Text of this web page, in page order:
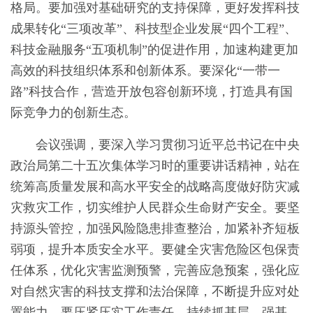
格局。要加强对基础研究的支持保障，更好发挥科技
成果转化“三项改革”、科技型企业发展“四个工程”、
科技金融服务“五项机制”的促进作用，加速构建更加
高效的科技组织体系和创新体系。要深化“一带一
路”科技合作，营造开放包容创新环境，打造具有国
际竞争力的创新生态。
会议强调，要深入学习贯彻习近平总书记在中央
政治局第二十五次集体学习时的重要讲话精神，站在
统筹高质量发展和高水平安全的战略高度做好防灾减
灾救灾工作，切实维护人民群众生命财产安全。要坚
持源头管控，加强风险隐患排查整治，加紧补齐短板
弱项，提升本质安全水平。要健全灾害危险区包保责
任体系，优化灾害监测预警，完善应急预案，强化应
对自然灾害的科技支撑和法治保障，不断提升应对处